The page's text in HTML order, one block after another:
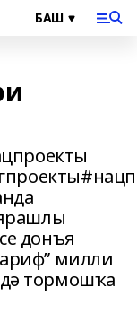
донъя
милли
тормошҡа